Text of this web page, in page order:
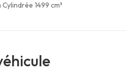
1499 cm³